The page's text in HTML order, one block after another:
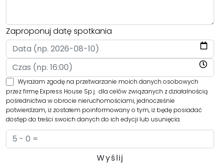
Zaproponuj datę spotkania
Wyrażam zgodę na przetwarzanie moich danych osobowych
przez firmę Express House Sp.j. dla celów związanych z działalnością
pośrednictwa w obrocie nieruchomościami, jednocześnie
potwierdzam, iż zostałem poinformowany o tym, iż będę posiadać
dostęp do treści swoich danych do ich edycji lub usunięcia.